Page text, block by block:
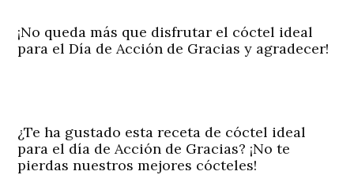
¡No queda más que disfrutar el cóctel ideal
para el Día de Acción de Gracias y agradecer!
¿Te ha gustado esta receta de cóctel ideal
para el día de Acción de Gracias? ¡No te
pierdas nuestros mejores cócteles!